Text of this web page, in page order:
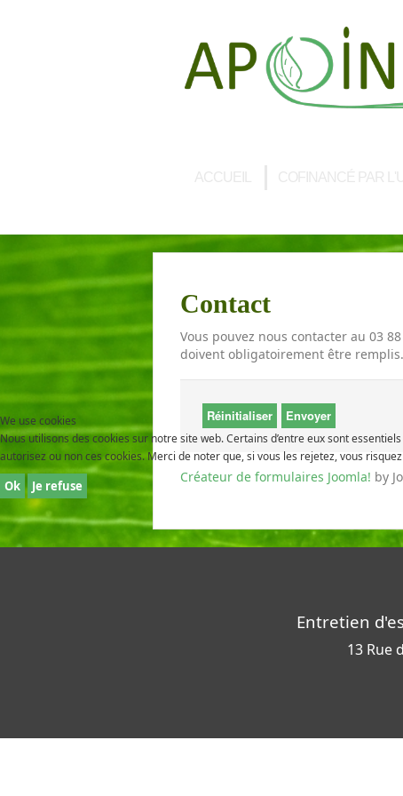
Contact
Vous pouvez nous contacter au 03
doivent obligatoirement être remplis.
Réinitialiser Envoyer
Créateur de formulaires Joomla! by
Entretien
13 Rue
We use cookies
Nous utilisons des cookies sur notre site web. Certains d’entre eux sont
autorisez ou non ces cookies. Merci de noter que, si vous les rejetez, vous
Ok Je refuse